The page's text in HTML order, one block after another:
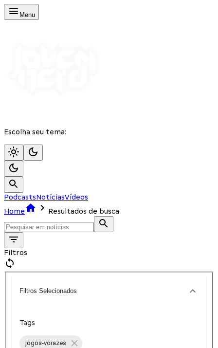
Menu
Escolha seu tema:
PodcastsNotíciasVídeos
Home
Resultados de busca
Filtros
Filtros Selecionados
Tags
jogos-vorazes